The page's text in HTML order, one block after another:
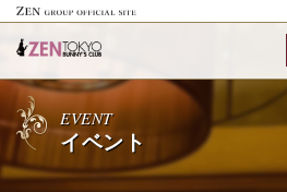
EVENT
イベント